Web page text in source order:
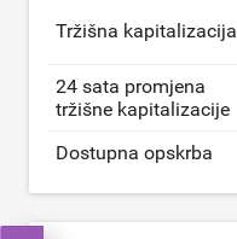
Tržišna kapitalizacija
24 sata promjena
tržišne kapitalizacije
Dostupna opskrba